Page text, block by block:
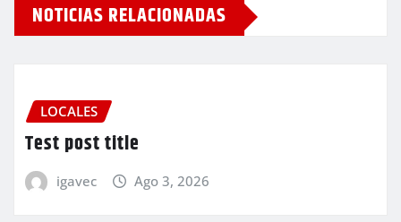
NOTICIAS RELACIONADAS
LOCALES
Test post title
igavec Ago 3, 2026